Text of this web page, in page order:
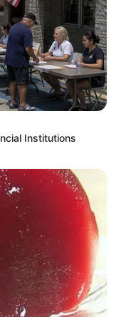
Stop Talking
Story?
Institutions